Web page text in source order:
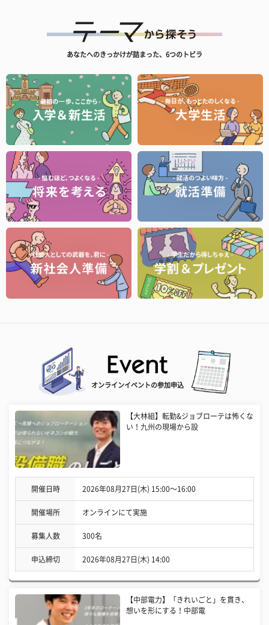
あなたへのきっかけが詰まった、6つのトビラ
オンラインイベントの参加申込
【大林組】転勤&ジョブローテは怖くな
い！九州の現場から設
開催日時 2026年08月27日(木) 15:00〜16:00
開催場所 オンラインにて実施
募集人数 300名
申込締切 2026年08月27日(木) 14:00
【中部電力】「きれいごと」を貫き、
想いを形にする！中部電